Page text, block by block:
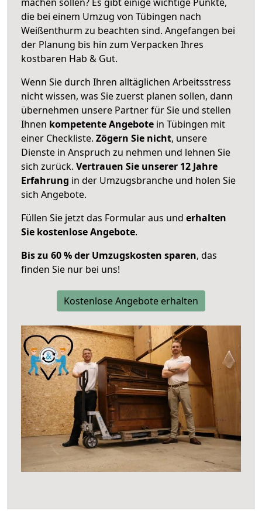
die bei einem Umzug von Tübingen nach
Weißenthurm zu beachten sind. Angefangen bei
der Planung bis hin zum Verpacken Ihres
kostbaren Hab & Gut.
Wenn Sie durch Ihren alltäglichen Arbeitsstress
nicht wissen, was Sie zuerst planen sollen, dann
übernehmen unsere Partner für Sie und stellen
Ihnen kompetente Angebote in Tübingen mit
einer Checkliste. Zögern Sie nicht, unsere
Dienste in Anspruch zu nehmen und lehnen Sie
sich zurück. Vertrauen Sie unserer 12 Jahre
Erfahrung in der Umzugsbranche und holen Sie
sich Angebote.
Füllen Sie jetzt das Formular aus und erhalten
Sie kostenlose Angebote.
Bis zu 60 % der Umzugskosten sparen, das
finden Sie nur bei uns!
Kostenlose Angebote erhalten